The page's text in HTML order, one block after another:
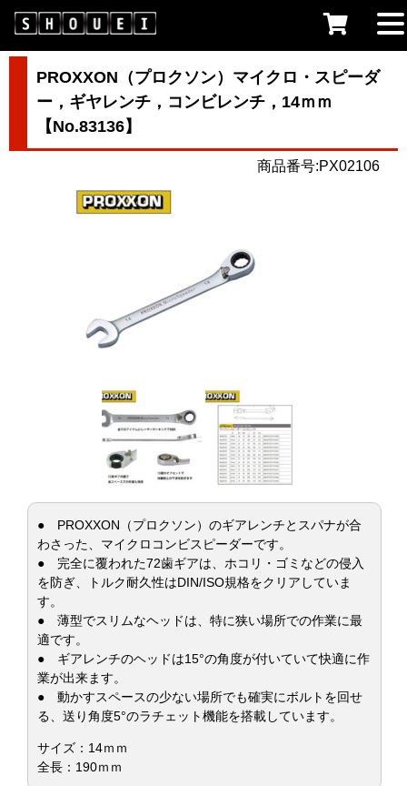
PROXXON（プロクソン）マイクロ・スピーダ
ー，ギヤレンチ，コンビレンチ，14ｍｍ
【No.83136】
商品番号:PX02106
● PROXXON（プロクソン）のギアレンチとスパナが合
わさった、マイクロコンビスピーダーです。
● 完全に覆われた72歯ギアは、ホコリ・ゴミなどの侵入
を防ぎ、トルク耐久性はDIN/ISO規格をクリアしていま
す。
● 薄型でスリムなヘッドは、特に狭い場所での作業に最
適です。
● ギアレンチのヘッドは15°の角度が付いていて快適に作
業が出来ます。
● 動かすスペースの少ない場所でも確実にボルトを回せ
る、送り角度5°のラチェット機能を搭載しています。
サイズ：14ｍｍ
全長：190ｍｍ